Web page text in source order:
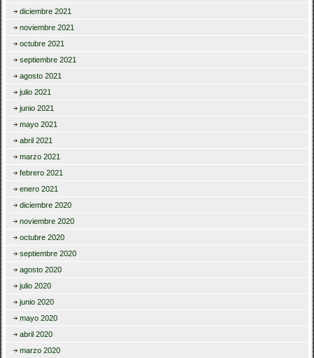
diciembre 2021
noviembre 2021
octubre 2021
septiembre 2021
agosto 2021
julio 2021
junio 2021
mayo 2021
abril 2021
marzo 2021
febrero 2021
enero 2021
diciembre 2020
noviembre 2020
octubre 2020
septiembre 2020
agosto 2020
julio 2020
junio 2020
mayo 2020
abril 2020
marzo 2020